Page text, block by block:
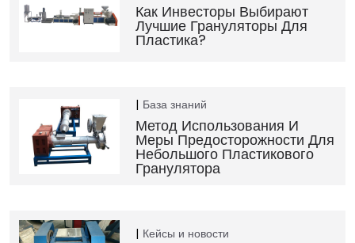
Как Инвесторы Выбирают
Лучшие Грануляторы Для
Пластика?
База знаний
Метод Использования И
Меры Предосторожности Для
Небольшого Пластикового
Гранулятора
Кейсы и новости